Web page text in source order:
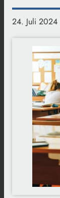
24. Juli 2024